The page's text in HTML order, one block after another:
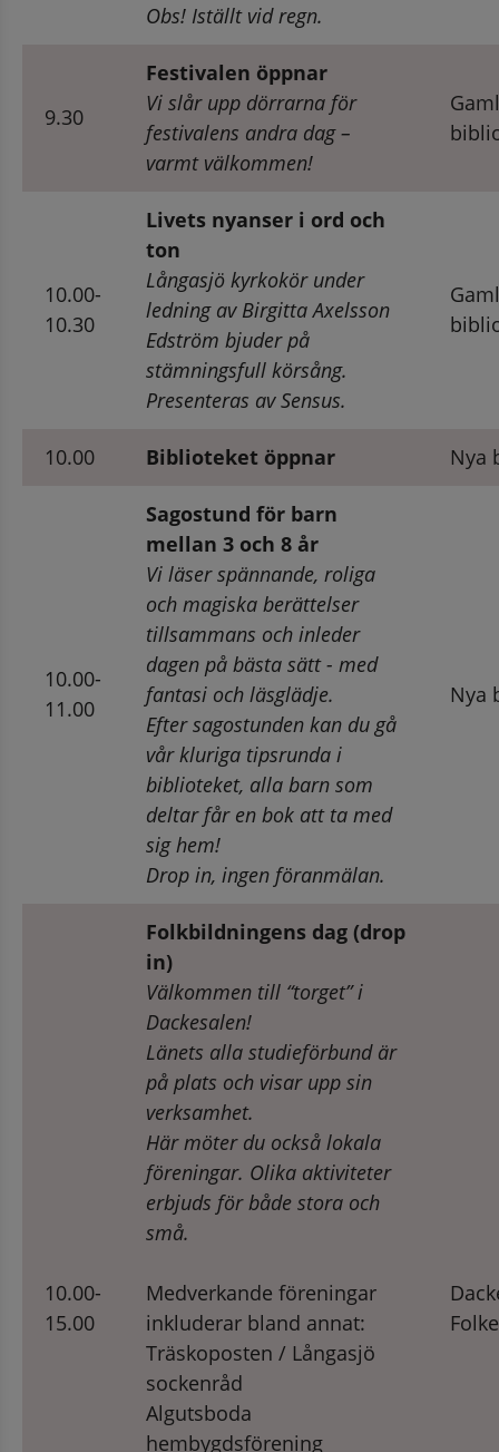
Obs! Iställt vid regn.
9.30
Festivalen öppnar
Vi slår upp dörrarna för
festivalens andra dag –
varmt välkommen!
10.00-
10.30
Livets nyanser i ord och
ton
Långasjö kyrkokör under
ledning av Birgitta Axelsson
Edström bjuder på
Presenteras av Sensus.
10.00 Biblioteket öppnar Nya
10.00-
11.00
Sagostund för barn
mellan 3 och 8 år
Vi läser spännande, roliga
och magiska berättelser
tillsammans och inleder
dagen på bästa sätt - med
fantasi och läsglädje.
Efter sagostunden kan du gå
vår kluriga tipsrunda i
biblioteket, alla barn som
deltar får en bok att ta med
sig hem!
Drop in, ingen föranmälan.
Nya
10.00-
15.00
Folkbildningens dag (drop
in)
Välkommen till “torget” i
Dackesalen!
Länets alla studieförbund är
på plats och visar upp sin
verksamhet.
Här möter du också lokala
föreningar. Olika aktiviteter
erbjuds för både stora och
små.
Medverkande föreningar
inkluderar bland annat:
Träskoposten / Långasjö
sockenråd
Algutsboda
hembygdsförening